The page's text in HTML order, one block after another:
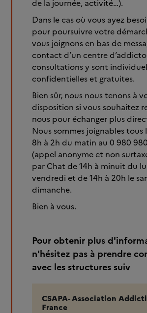
de la journée, activité…).
Dans le cas où vous ayez
pour poursuivre votre
vous joignons en bas de
contact d’un centre
consultations y sont
confidentielles et gratuites.
Bien sûr, nous nous tenons à
disposition si vous souhaitez
nous pour échanger plus
Nous sommes joignables tous
8h à 2h du matin au 0 980
(appel anonyme et non
par Chat de 14h à minuit du
vendredi et de 14h à 20h le
dimanche.
Bien à vous.
Pour obtenir plus
n'hésitez pas à prendre
avec les structures suiv
CSAPA- Association
France